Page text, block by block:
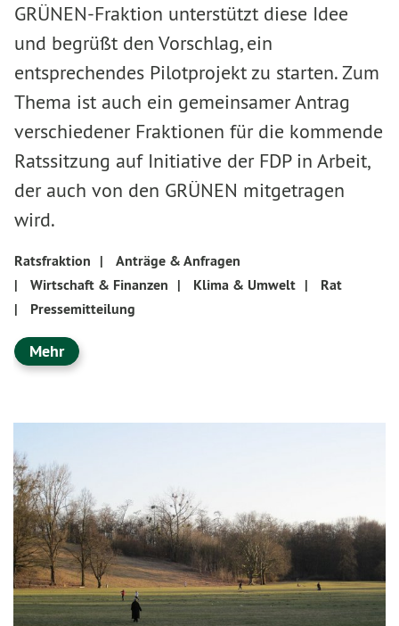
GRÜNEN-Fraktion unterstützt diese Idee
und begrüßt den Vorschlag, ein
entsprechendes Pilotprojekt zu starten. Zum
Thema ist auch ein gemeinsamer Antrag
verschiedener Fraktionen für die kommende
Ratssitzung auf Initiative der FDP in Arbeit,
der auch von den GRÜNEN mitgetragen
wird.
Ratsfraktion |
Anträge & Anfragen
|
Wirtschaft & Finanzen | Klima & Umwelt |
Rat
|
Pressemitteilung
Mehr